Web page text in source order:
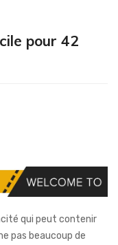
pour 42
qui peut contenir
pas beaucoup de